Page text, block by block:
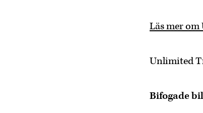
Läs mer
Unlimited
Bifogade